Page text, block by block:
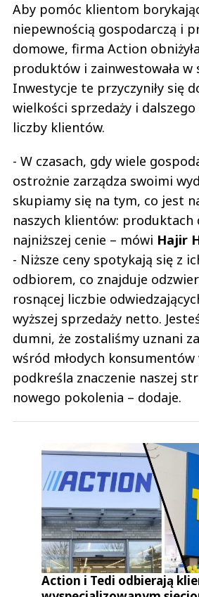
Aby pomóc klientom
niepewnością gospodarczą i
domowe, firma Action
produktów i zainwestowała
Inwestycje te przyczyniły się
wielkości sprzedaży i dalszego
liczby klientów.
- W czasach, gdy wiele
ostrożnie zarządza swoimi
skupiamy się na tym, co jest
naszych klientów: produktach
najniższej cenie – mówi Hajir
- Niższe ceny spotykają się z
odbiorem, co znajduje
rosnącej liczbie
wyższej sprzedaży netto.
dumni, że zostaliśmy uznani
wśród młodych konsumentów
podkreśla znaczenie naszej
nowego pokolenia – dodaje.
Action i Tedi odbierają